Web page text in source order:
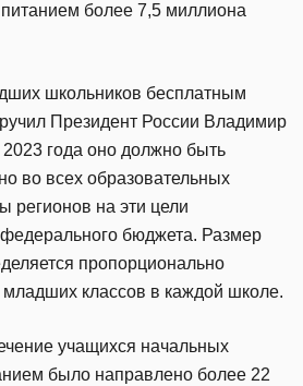
более 7,5 миллиона
школьников бесплатным
Президент России Владимир
года оно должно быть
во всех образовательных
регионов на эти цели
бюджета. Размер
пропорционально
младших классов в каждой школе.
учащихся начальных
было направлено более 22